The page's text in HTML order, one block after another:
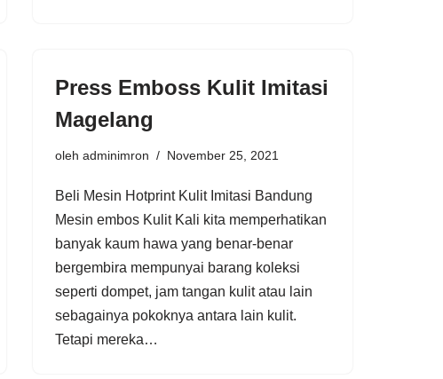
Press Emboss Kulit Imitasi
Magelang
oleh adminimron November 25, 2021
Beli Mesin Hotprint Kulit Imitasi Bandung
Mesin embos Kulit Kali kita memperhatikan
banyak kaum hawa yang benar-benar
bergembira mempunyai barang koleksi
seperti dompet, jam tangan kulit atau lain
sebagainya pokoknya antara lain kulit.
Tetapi mereka…